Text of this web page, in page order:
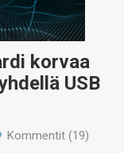
korvaa
USB
Kommentit (19)